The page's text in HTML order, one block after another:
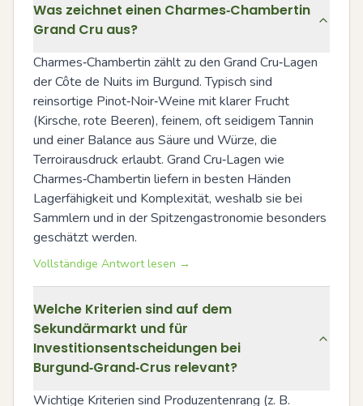
Was zeichnet einen Charmes‑Chambertin
Grand Cru aus?
Charmes‑Chambertin zählt zu den Grand Cru‑Lagen
der Côte de Nuits im Burgund. Typisch sind
reinsortige Pinot‑Noir‑Weine mit klarer Frucht
(Kirsche, rote Beeren), feinem, oft seidigem Tannin
und einer Balance aus Säure und Würze, die
Terroirausdruck erlaubt. Grand Cru‑Lagen wie
Charmes‑Chambertin liefern in besten Händen
Lagerfähigkeit und Komplexität, weshalb sie bei
Sammlern und in der Spitzengastronomie besonders
geschätzt werden.
Vollständige Antwort lesen →
Welche Kriterien sind auf dem
Sekundärmarkt und für
Investitionsentscheidungen bei
Burgund‑Grand‑Crus relevant?
Wichtige Kriterien sind Produzentenrang (z. B.